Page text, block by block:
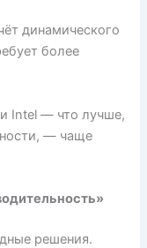
динамического
более
Intel — что лучше,
— чаще
решения.